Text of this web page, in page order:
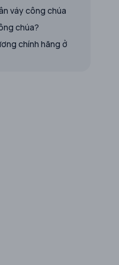
váy công chúa
chúa?
chính hãng ở